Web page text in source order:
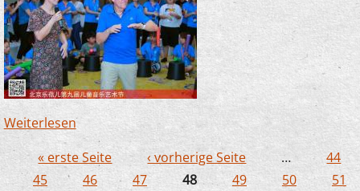
Weiterlesenüber Unser EMP Dozent Joachim
Kampschulte bildet auch in China aus
Seiten
« erste Seite ‹ vorherige Seite …
44
45
46 47 48 49 50
51